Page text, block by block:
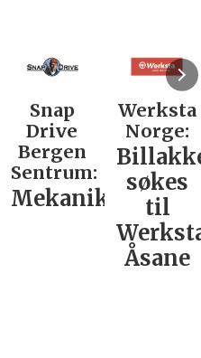
Snap
Drive
Bergen
Sentrum:
Mekaniker
Werksta
Norge:
søkes
til
Åsane